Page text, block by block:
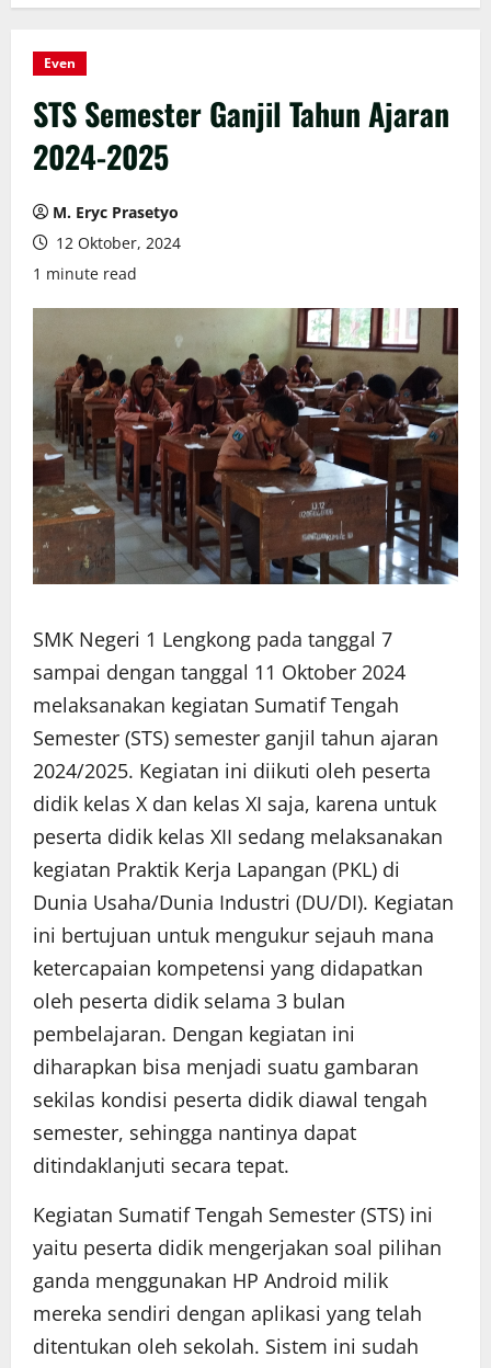
Even
STS Semester Ganjil Tahun Ajaran
2024-2025
M. Eryc Prasetyo
12 Oktober, 2024
1 minute read
SMK Negeri 1 Lengkong pada tanggal 7
sampai dengan tanggal 11 Oktober 2024
melaksanakan kegiatan Sumatif Tengah
Semester (STS) semester ganjil tahun ajaran
2024/2025. Kegiatan ini diikuti oleh peserta
didik kelas X dan kelas XI saja, karena untuk
peserta didik kelas XII sedang melaksanakan
kegiatan Praktik Kerja Lapangan (PKL) di
Dunia Usaha/Dunia Industri (DU/DI). Kegiatan
ini bertujuan untuk mengukur sejauh mana
ketercapaian kompetensi yang didapatkan
oleh peserta didik selama 3 bulan
pembelajaran. Dengan kegiatan ini
diharapkan bisa menjadi suatu gambaran
sekilas kondisi peserta didik diawal tengah
semester, sehingga nantinya dapat
ditindaklanjuti secara tepat.
Kegiatan Sumatif Tengah Semester (STS) ini
yaitu peserta didik mengerjakan soal pilihan
ganda menggunakan HP Android milik
mereka sendiri dengan aplikasi yang telah
ditentukan oleh sekolah. Sistem ini sudah